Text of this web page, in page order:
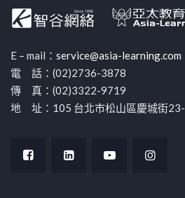
E – mail： service@asia-learning.com
電 話：(02)2736-3878
傳 真：(02)3322-9719
地 址：105 台北市松山區慶城街